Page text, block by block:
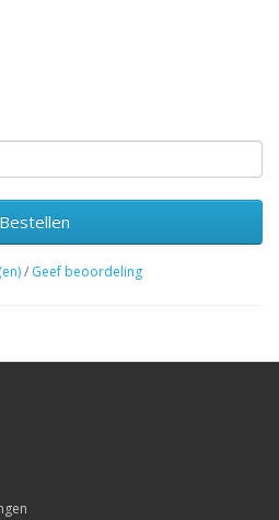
Bestellen
/ Geef beoordeling